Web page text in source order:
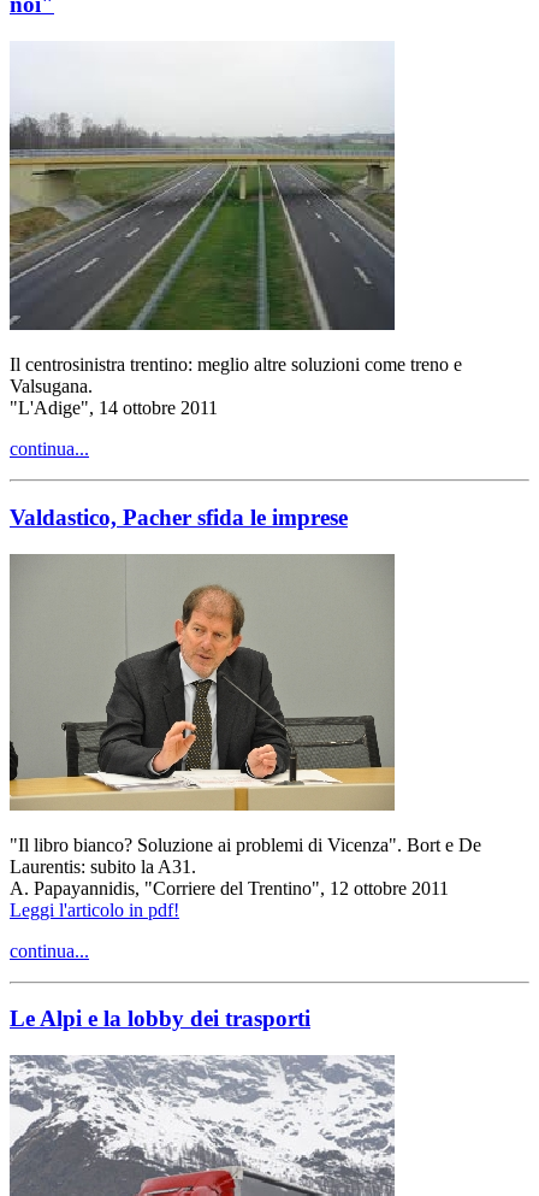
Il centrosinistra trentino: meglio altre soluzioni come treno e
Valsugana.
"L'Adige", 14 ottobre 2011
continua...
Valdastico, Pacher sfida le imprese
"Il libro bianco? Soluzione ai problemi di Vicenza". Bort e De
Laurentis: subito la A31.
A. Papayannidis, "Corriere del Trentino", 12 ottobre 2011
Leggi l'articolo in pdf!
continua...
Le Alpi e la lobby dei trasporti